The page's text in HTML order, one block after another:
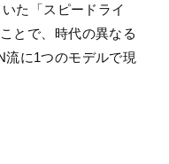
た「スピードライ
とで、時代の異なる
に1つのモデルで現